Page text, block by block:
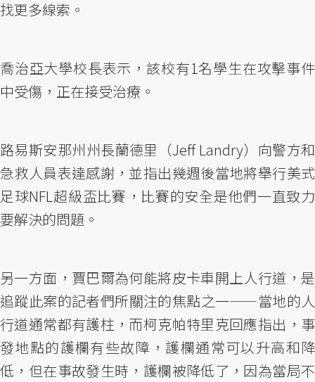
找更多線索。
喬治亞大學校長表示，該校有1名學生在攻擊事件
中受傷，正在接受治療。
路易斯安那州州長蘭德里（Jeff Landry）向警方和
急救人員表達感謝，並指出幾週後當地將舉行美式
足球NFL超級盃比賽，比賽的安全是他們一直致力
要解決的問題。
另一方面，賈巴爾為何能將皮卡車開上人行道，是
追蹤此案的記者們所關注的焦點之一——當地的人
行道通常都有護柱，而柯克帕特里克回應指出，事
發地點的護欄有些故障，護欄通常可以升高和降
低，但在事故發生時，護欄被降低了，因為當局不